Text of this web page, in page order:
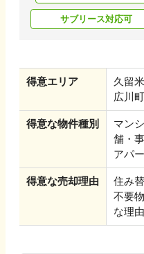
サブリース対応可
得意エリア
久留
広川
得意な物件種別
マン
舗・
アパ
得意な売却理由
住み
不要
な理